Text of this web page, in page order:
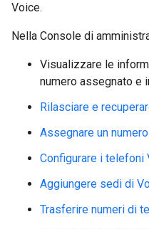
Voice.
Nella Console di
Visualizzare le
numero assegnato e
Rilasciare e
Assegnare un
Configurare i telefoni
Aggiungere sedi di
Trasferire numeri di